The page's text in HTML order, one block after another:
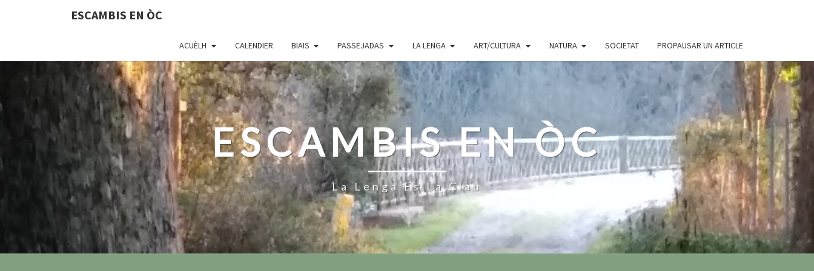
ESCAMBIS EN ÒC
ACUÈLH CALENDIER BIAIS PASSEJADAS LA LENGA ART/CULTURA NATURA SOCIETAT PROPAUSAR UN ARTICLE
ESCAMBIS EN ÒC
La Lenga Es La Clau